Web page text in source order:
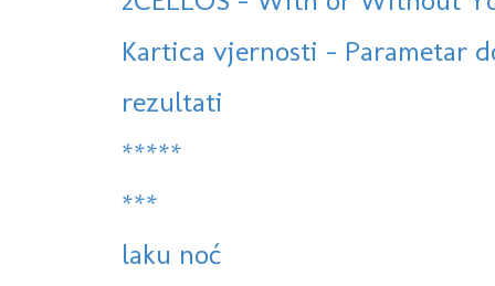
Kartica vjernosti - Parametar
rezultati
*****
***
laku noć